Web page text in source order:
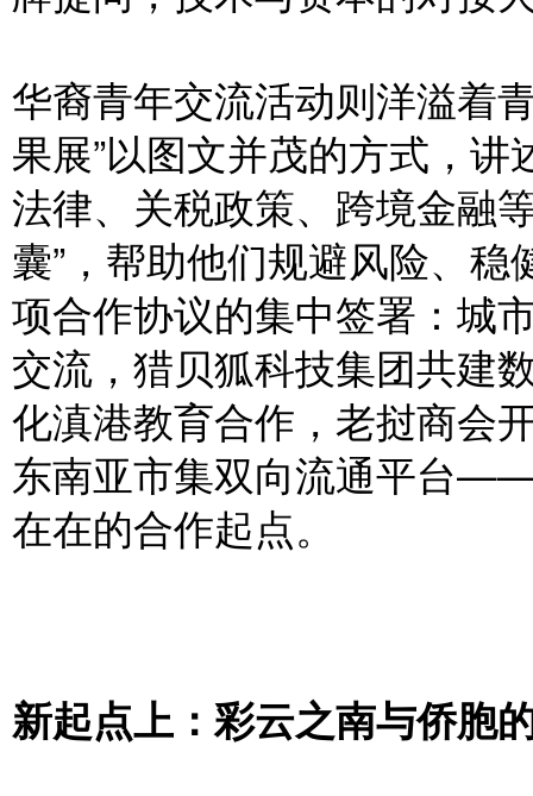
华裔青年交流活动则洋溢着
果展”以图文并茂的方式，
法律、关税政策、跨境金融
囊”，帮助他们规避风险、
项合作协议的集中签署：城
交流，猎贝狐科技集团共建
化滇港教育合作，老挝商会
东南亚市集双向流通平台
在在的合作起点。
新起点上：彩云之南与侨胞